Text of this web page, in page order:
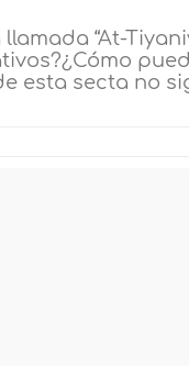
“At-
esta secta no